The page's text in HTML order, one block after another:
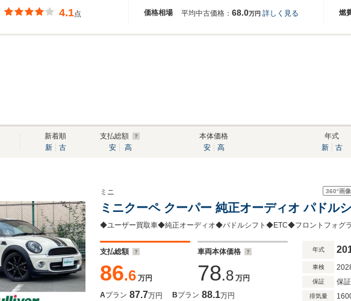
価格相場 燃
4.1点 平均中古価格： 68.0万円 詳しく見る
新着順
新
古
支払総額
安
高
本体価格
安
高
年式
新
古
360°画
ミニ
ミニクーペ クーパー 純正オーディオ パドル
◆ユーザー買取車◆純正オーディオ◆パドルシフト◆ETC◆フロントフォグ
支払総額
86.6 万円
車両本体価格
78.8 万円
Aプラン 87.7万円 Bプラン 88.1万円
年式
車検
保証 保
排気量